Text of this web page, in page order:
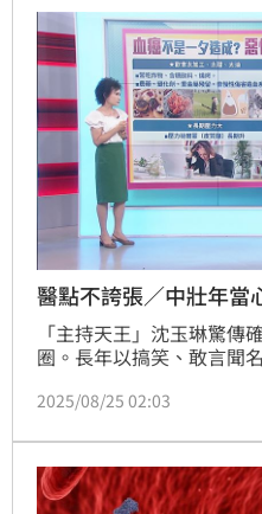
醫點不誇張／中壯年當
「主持天王」沈玉琳驚傳
圈。長年以搞笑、敢言聞
癌。沈玉琳21日在臉書首
門走到電梯口，短短幾步
車場時，我控制不住的靠
跟芽芽說，我沒辦法去診
2025/08/25 02:03